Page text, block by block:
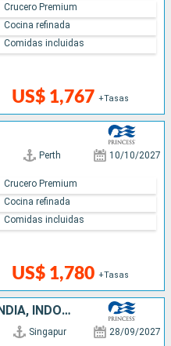
US$ 1,767 +Tasas
Crucero Premium
Cocina refinada
Comidas incluidas
Perth 10/10/2027
US$ 1,780 +Tasas
Crucero Premium
Cocina refinada
Comidas incluidas
SINGAPUR, MALASIA, TAILANDIA, INDONESIA, AUSTRALIA, REINO UNIDO
Singapur 28/09/2027